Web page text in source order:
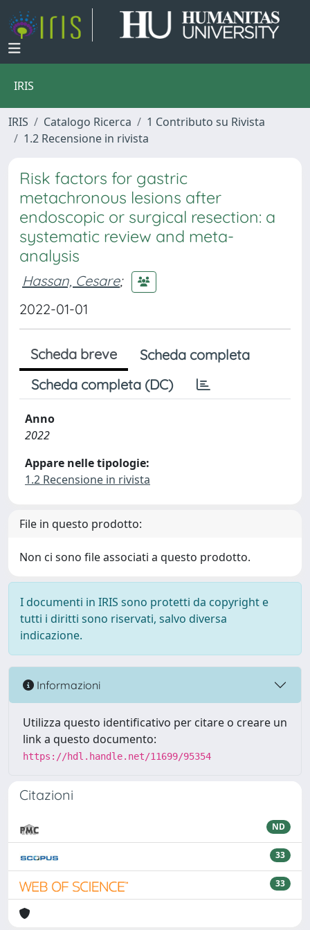
IRIS
IRIS Catalogo Ricerca
1 Contributo su Rivista
1.2 Recensione in rivista
Risk factors for gastric
metachronous lesions after
endoscopic or surgical resection: a
systematic review and meta-
analysis
Hassan, Cesare;
2022-01-01
Scheda breve
Scheda completa
Scheda completa (DC)
Anno
2022
Appare nelle tipologie:
1.2 Recensione in rivista
File in questo prodotto:
Non ci sono file associati a questo prodotto.
I documenti in IRIS sono protetti da copyright e
tutti i diritti sono riservati, salvo diversa
indicazione.
Informazioni
Utilizza questo identificativo per citare o creare un
link a questo documento:
https://hdl.handle.net/11699/95354
Citazioni
ND
33
33